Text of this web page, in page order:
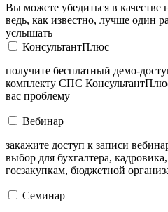
Вы можете убедиться в качестве
ведь, как известно, лучше один
услышать
КонсультантПлюс
получите бесплатный демо-
комплекту СПС
вас проблему
Вебинар
закажите доступ к записи
выбор для бухгалтера,
госзакупкам, бюджетной
Семинар